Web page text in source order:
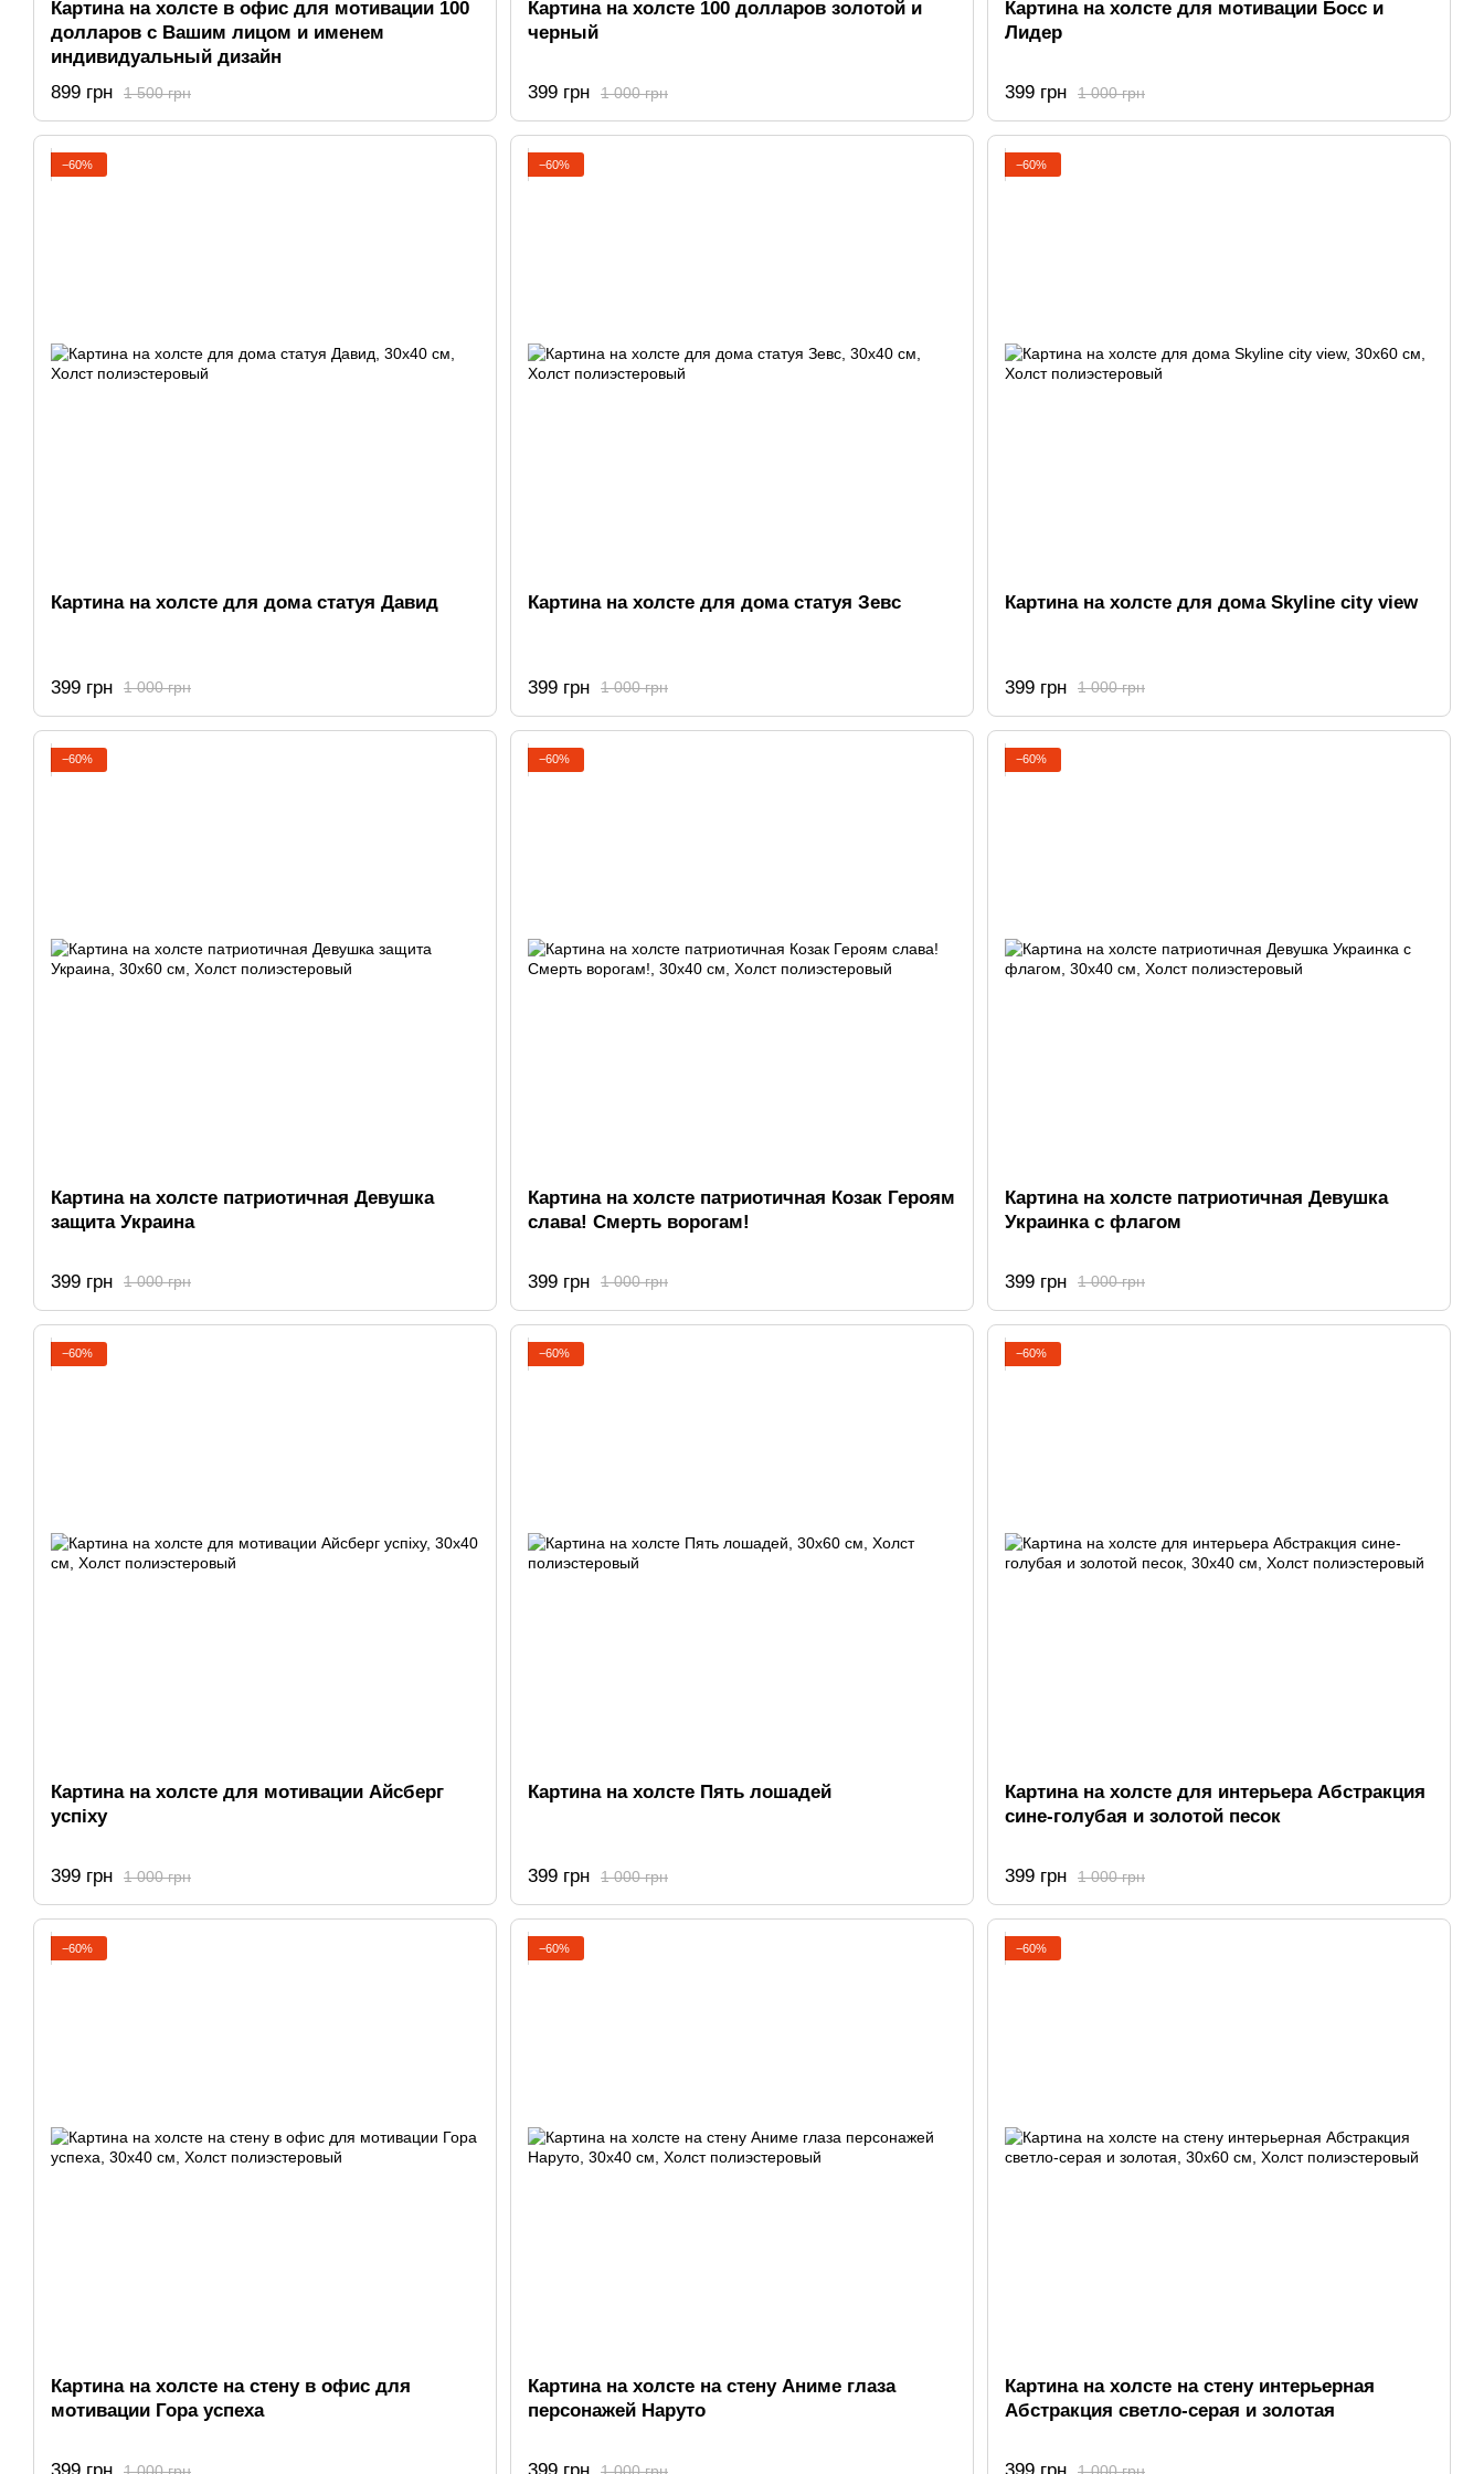
Картина на холсте в офис для мотивации 100
долларов с Вашим лицом и именем
индивидуальный дизайн
1 500 грн
899 грн
Картина на холсте 100 долларов золотой и
черный
1 000 грн
399 грн
Картина на холсте для мотивации Босс и
Лидер
1 000 грн
399 грн
−60%
Картина на холсте для дома статуя Давид
1 000 грн
399 грн
−60%
Картина на холсте для дома статуя Зевс
1 000 грн
399 грн
−60%
Картина на холсте для дома Skyline city view
1 000 грн
399 грн
−60%
Картина на холсте патриотичная Девушка
защита Украина
1 000 грн
399 грн
−60%
Картина на холсте патриотичная Козак Героям
слава! Смерть ворогам!
1 000 грн
399 грн
−60%
Картина на холсте патриотичная Девушка
Украинка с флагом
1 000 грн
399 грн
−60%
Картина на холсте для мотивации Айсберг
успіху
1 000 грн
399 грн
−60%
Картина на холсте Пять лошадей
1 000 грн
399 грн
−60%
Картина на холсте для интерьера Абстракция
сине-голубая и золотой песок
1 000 грн
399 грн
−60%
Картина на холсте на стену в офис для
мотивации Гора успеха
−60%
Картина на холсте на стену Аниме глаза
персонажей Наруто
−60%
Картина на холсте на стену интерьерная
Абстракция светло-серая и золотая